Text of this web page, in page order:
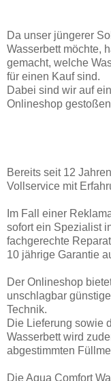
Da unser jüngerer
Wasserbett möchte,
gemacht, welche
für einen Kauf sind.
Dabei sind wir auf
Onlineshop
Bereits seit 12
Vollservice mit
Im Fall einer
sofort ein Spezialist
fachgerechte
10 jährige Garantie
Der Onlineshop
unschlagbar
Technik.
Die Lieferung sowie
Wasserbett wird
abgestimmten
Die Aqua Comfort